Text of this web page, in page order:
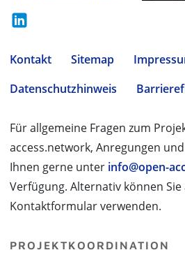
Kontakt Sitemap
Datenschutzhinweis
Für allgemeine Fragen zum
access.network, Anregungen
Ihnen gerne unter info@open-
Verfügung. Alternativ können
Kontaktformular verwenden.
PROJEKTKOORDINATION